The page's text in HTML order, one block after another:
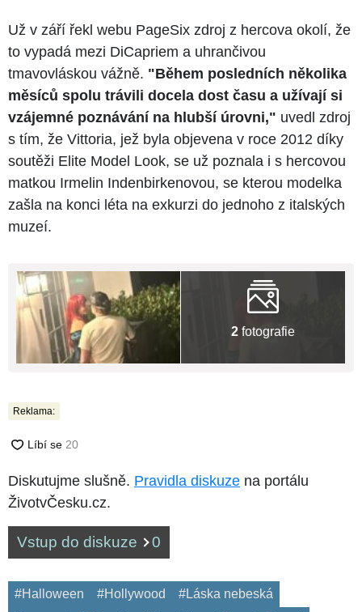
Už v září řekl webu PageSix zdroj z hercova okolí, že
to vypadá mezi DiCapriem a uhrančivou
tmavovláskou vážně. "Během posledních několika
měsíců spolu trávili docela dost času a užívají si
vzájemné poznávání na hlubší úrovni," uvedl zdroj
s tím, že Vittoria, jež byla objevena v roce 2012 díky
soutěži Elite Model Look, se už poznala i s hercovou
matkou Irmelin Indenbirkenovou, se kterou modelka
zašla na konci léta na exkurzi do jednoho z italských
muzeí.
2 fotografie
Reklama:
Diskutujme slušně. Pravidla diskuze na portálu
ŽivotvČesku.cz.
Vstup do diskuze 0
#Halloween #Hollywood
#Láska nebeská